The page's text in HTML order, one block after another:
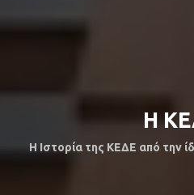
Η
Η Ιστορία της ΚΕΔΕ από την